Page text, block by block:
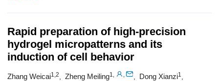
Rapid preparation of high-precision
hydrogel micropatterns and its
induction of cell behavior
Zhang Weicai1,2 Zheng Meiling1 Dong Xianzi1